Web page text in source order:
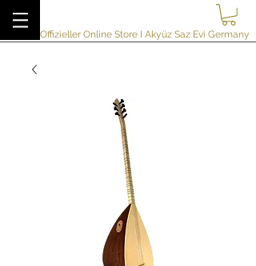
Offizieller Online Store I Akyüz Saz Evi Germany